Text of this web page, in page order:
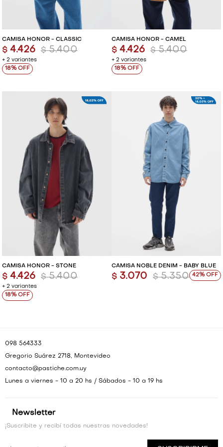
CAMISA HONOR - CLASSIC
+ 2 variantes
$ 4.426 $ 5.400
18
CAMISA HONOR - CAMEL
+ 2 variantes
$ 4.426 $ 5.400
18
CAMISA HONOR - STONE
+ 2 variantes
$ 4.426 $ 5.400
18
CAMISA NOBLE DENIM - BABY BLUE
$ 3.070 $ 5.350 42
Newsletter
¡Suscribite y recibí todas nuestras novedades!
098 564333
Gregorio Suárez 2718, Montevideo
contacto@pastiche.com.uy
Lunes a viernes - 10 a 20 hs / Sábados - 10 a 19 hs
VESTIDOS Y MONOS
CAMISAS Y BLUSAS
SHORTS Y FALDAS
VESTIDOS Y MONOS
CAMISAS Y BLUSAS
SHORTS Y FALDAS